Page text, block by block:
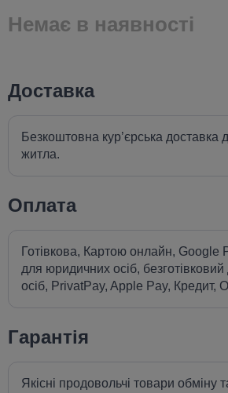
Немає в наявності
Доставка
Безкоштовна кур’єрська
житла.
Оплата
Готівкова, Картою онлайн, Google
для юридичних осіб,
осіб, PrivatPay, Apple Pay, Кредит,
Гарантія
Якісні продовольчі товари обміну